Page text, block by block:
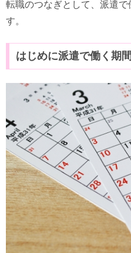
転職のつなぎとして、派遣
す。
はじめに派遣で働く期